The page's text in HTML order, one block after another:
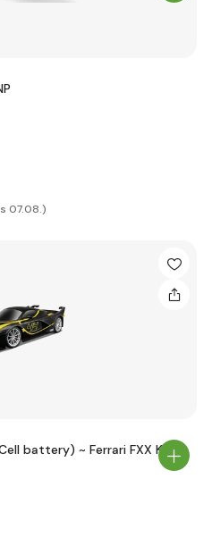
07.08.)
battery) ~ Ferrari FXX K,